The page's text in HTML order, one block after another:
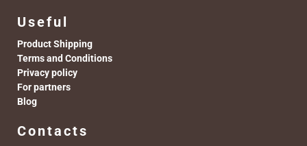
Useful
Product Shipping
Terms and Conditions
Privacy policy
For partners
Blog
Contacts